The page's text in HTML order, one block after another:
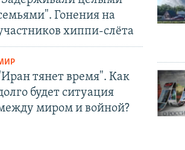
Гонения на
хиппи-слёта
тянет время". Как
будет ситуация
миром и войной?